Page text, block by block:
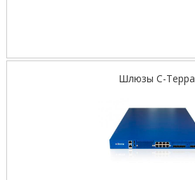
Шлюзы С-Терра